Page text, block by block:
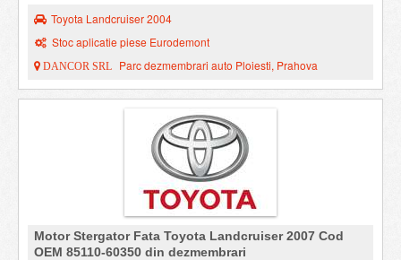
Toyota Landcruiser 2004
Stoc aplicatie piese Eurodemont
DANCOR SRL Parc dezmembrari auto Ploiesti, Prahova
Motor Stergator Fata Toyota Landcruiser 2007 Cod
OEM 85110-60350 din dezmembrari